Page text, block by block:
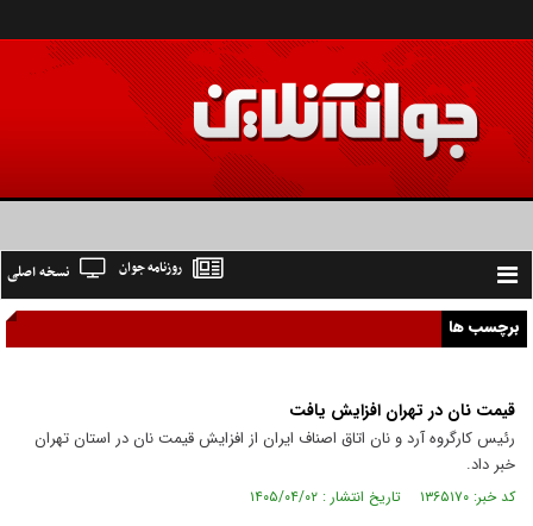
Toggle
navigation
نسخه اصلی روزنامه جوان
برچسب ها
قیمت نان در تهران افزایش یافت
رئیس کارگروه آرد و نان اتاق اصناف ایران از افزایش قیمت نان در استان تهران
خبر داد.
کد خبر: ۱۳۶۵۱۷۰ تاریخ انتشار : ۱۴۰۵/۰۴/۰۲